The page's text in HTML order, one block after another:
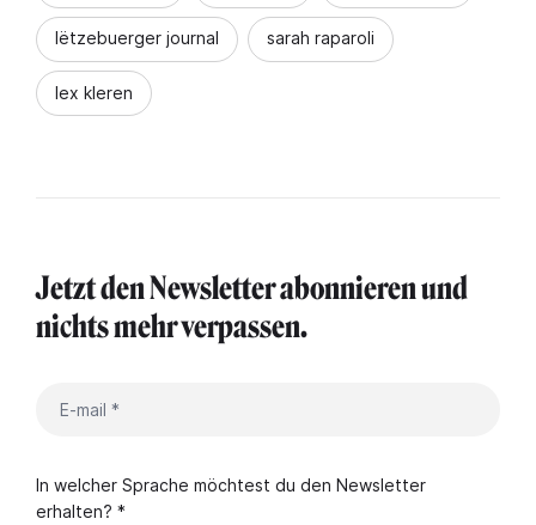
lëtzebuerger journal sarah raparoli
lex kleren
Jetzt den Newsletter abonnieren und
nichts mehr verpassen.
In welcher Sprache möchtest du den Newsletter
erhalten? *